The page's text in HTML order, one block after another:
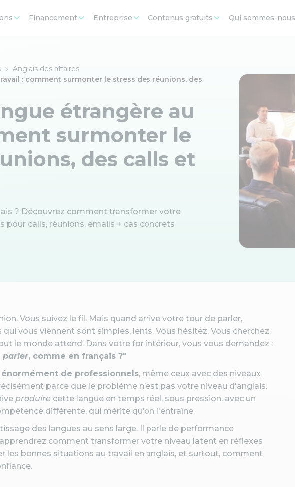
Financement Entreprise Contenus gratuits Qui sommes-nous
Anglais des affaires
: comment surmonter le stress des réunions, des
étrangère au
surmonter le
des calls et
? Découvrez comment transformer votre
pour calls, réunions, emails + cas concrets
Vous suivez le fil. Mais quand arrive votre tour de parler,
vous viennent sont simples, lents. Vous hésitez. Vous cherchez.
le monde attend. Dans votre for intérieur, vous vous demandez :
parler, comme en français ?"
de professionnels, même ceux avec des niveaux
parce que le problème n’est pas votre niveau d'anglais.
produire cette langue en temps réel, sous pression, avec un
différente, qui mérite qu’on l'entraîne.
des langues au sens large. Il parle de performance
comment transformer votre niveau latent en réflexes
les bonnes situations au travail en anglais, et surtout, comment